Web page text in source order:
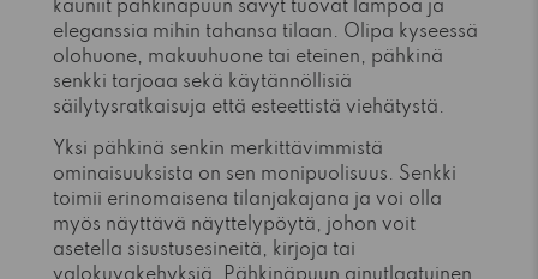
kauniit pähkinäpuun sävyt tuovat lämpöä ja
eleganssia mihin tahansa tilaan. Olipa kyseessä
olohuone, makuuhuone tai eteinen, pähkinä
senkki tarjoaa sekä käytännöllisiä
säilytysratkaisuja että esteettistä viehätystä.
Yksi pähkinä senkin merkittävimmistä
ominaisuuksista on sen monipuolisuus. Senkki
toimii erinomaisena tilanjakajana ja voi olla
myös näyttävä näyttelypöytä, johon voit
asetella sisustusesineitä, kirjoja tai
valokuvakehyksiä. Pähkinäpuun ainutlaatuinen